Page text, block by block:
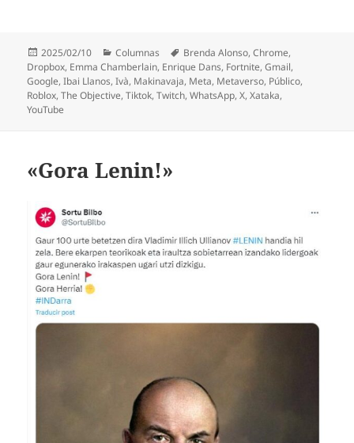
Publicado
el
2025/02/10 Categorías
Columnas Etiquetas
Brenda Alonso,Chrome,
Dropbox, Emma Chamberlain, Enrique Dans, Fortnite,Gmail,
Google,Ibai Llanos,Ivà, Makinavaja, Meta, Metaverso, Público,
Roblox,The Objective,Tiktok,Twitch,WhatsApp,X,Xataka,
YouTube
«Gora Lenin!»